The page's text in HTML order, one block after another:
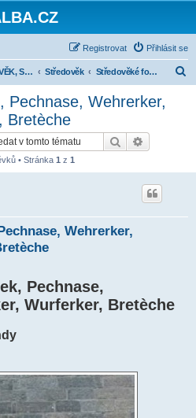
Přihlásit se
Registrovat
STAROVĚK, STŘEDOVĚK, NOVOVĚK DO ROKU 1914 Středověk Středověké fortifikace
Pechnase, Wehrerker,
Bretèche
Hledat
• Stránka 1 z 1
Wehrerker,
Pechnase,
Wurferker, Bretèche